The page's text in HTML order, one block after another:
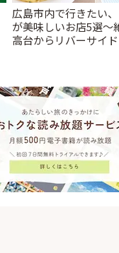
広島市内で行きたい
が美味しいお店5選〜
高台からリバーサイ